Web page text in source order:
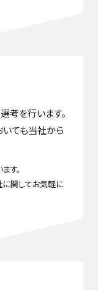
考を行います。
ても当社から
す。
に関してお気軽に